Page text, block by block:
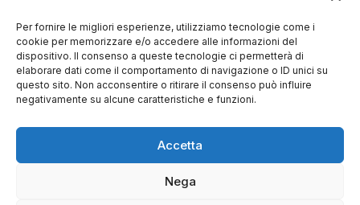
Per fornire le migliori esperienze, utilizziamo tecnologie come i
cookie per memorizzare e/o accedere alle informazioni del
dispositivo. Il consenso a queste tecnologie ci permetterà di
elaborare dati come il comportamento di navigazione o ID unici su
questo sito. Non acconsentire o ritirare il consenso può influire
negativamente su alcune caratteristiche e funzioni.
Accetta
Nega